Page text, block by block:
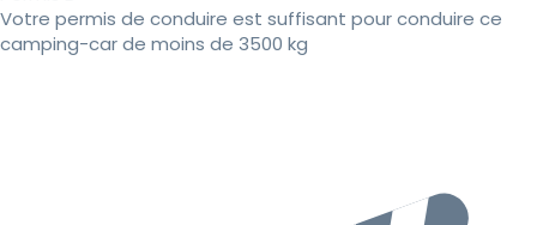
Votre permis de conduire est suffisant pour conduire ce
camping-car de moins de 3500 kg